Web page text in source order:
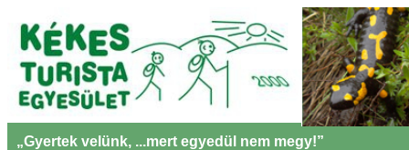
„Gyertek velünk, ...mert egyedül nem megy!”